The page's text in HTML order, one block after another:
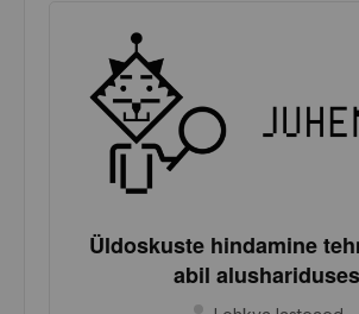
Üldoskuste hindamine
abil alushariduses